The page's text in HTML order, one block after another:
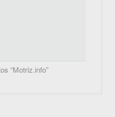
“Motriz.info”